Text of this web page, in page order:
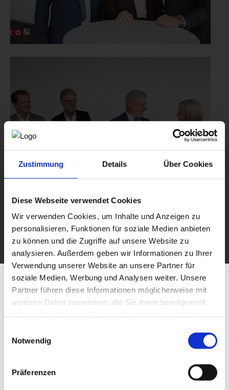
Zustimmung Details Über Cookies
Diese Webseite verwendet Cookies
Wir verwenden Cookies, um Inhalte und Anzeigen zu
personalisieren, Funktionen für soziale Medien anbieten
zu können und die Zugriffe auf unsere Website zu
analysieren. Außerdem geben wir Informationen zu Ihrer
Verwendung unserer Website an unsere Partner für
soziale Medien, Werbung und Analysen weiter. Unsere
Partner führen diese Informationen möglicherweise mit
weiteren Daten zusammen, die Sie ihnen bereitgestellt
Notwendig
Präferenzen